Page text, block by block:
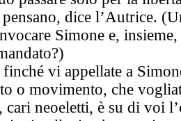
dice l’Autrice.
Simone e,
vi appellate a
o movimento, che
neoeletti, è su di voi